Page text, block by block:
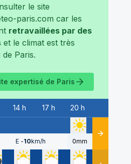
le site
paris.com car les
retravaillées par des
et le climat est très
de Paris.
expertisé de Paris
14 h 17 h 20 h
E -10km/h 0mm Détails